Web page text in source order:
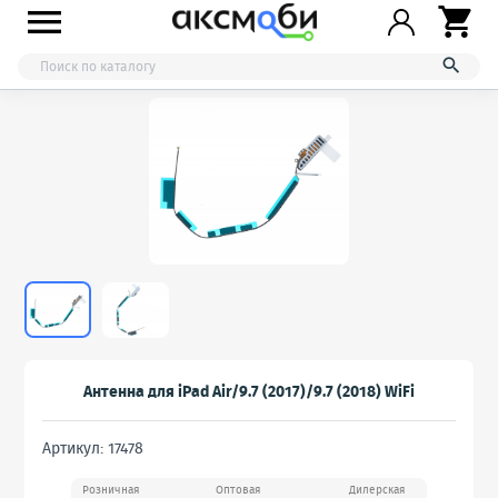



Антенна для iPad Air/9.7 (2017)/9.7 (2018) WiFi
Артикул: 17478
Розничная Оптовая Дилерская